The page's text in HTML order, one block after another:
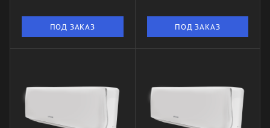
ПОД ЗАКАЗ ПОД ЗАКАЗ